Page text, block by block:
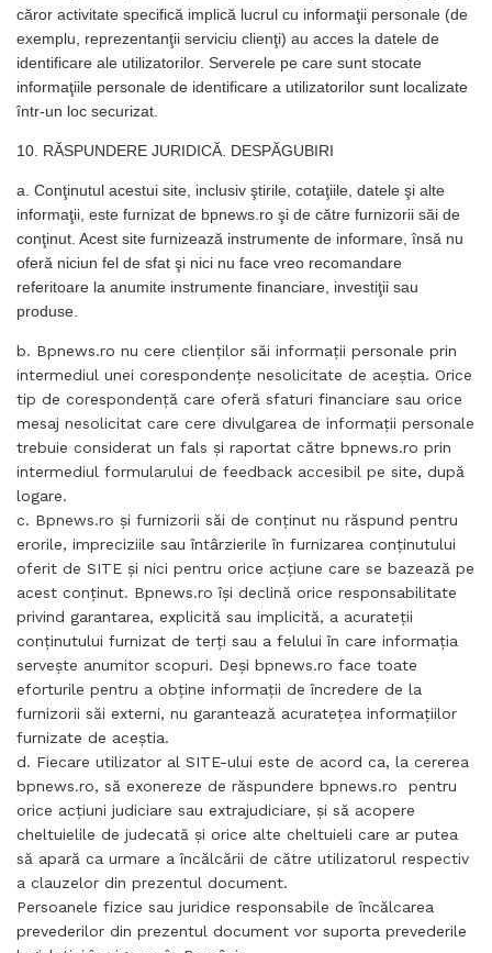
căror activitate specifică implică lucrul cu informaţii personale (de
exemplu, reprezentanţii serviciu clienţi) au acces la datele de
identificare ale utilizatorilor. Serverele pe care sunt stocate
informaţiile personale de identificare a utilizatorilor sunt localizate
într-un loc securizat.
10. RĂSPUNDERE JURIDICĂ. DESPĂGUBIRI
a. Conţinutul acestui site, inclusiv ştirile, cotaţiile, datele şi alte
informaţii, este furnizat de bpnews.ro şi de către furnizorii săi de
conţinut. Acest site furnizează instrumente de informare, însă nu
oferă niciun fel de sfat şi nici nu face vreo recomandare
referitoare la anumite instrumente financiare, investiţii sau
produse.
b. Bpnews.ro nu cere clienţilor săi informaţii personale prin
intermediul unei corespondenţe nesolicitate de aceştia. Orice
tip de corespondenţă care oferă sfaturi financiare sau orice
mesaj nesolicitat care cere divulgarea de informaţii personale
trebuie considerat un fals şi raportat către bpnews.ro prin
intermediul formularului de feedback accesibil pe site, după
logare.
c. Bpnews.ro şi furnizorii săi de conţinut nu răspund pentru
erorile, impreciziile sau întârzierile în furnizarea conţinutului
oferit de SITE şi nici pentru orice acţiune care se bazează pe
acest conţinut. Bpnews.ro îşi declină orice responsabilitate
privind garantarea, explicită sau implicită, a acurateţii
conţinutului furnizat de terţi sau a felului în care informaţia
serveşte anumitor scopuri. Deşi bpnews.ro face toate
eforturile pentru a obţine informaţii de încredere de la
furnizorii săi externi, nu garantează acurateţea informaţiilor
furnizate de aceştia.
d. Fiecare utilizator al SITE-ului este de acord ca, la cererea
bpnews.ro, să exonereze de răspundere bpnews.ro pentru
orice acţiuni judiciare sau extrajudiciare, şi să acopere
cheltuielile de judecată şi orice alte cheltuieli care ar putea
să apară ca urmare a încălcării de către utilizatorul respectiv
a clauzelor din prezentul document.
Persoanele fizice sau juridice responsabile de încălcarea
prevederilor din prezentul document vor suporta prevederile